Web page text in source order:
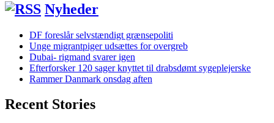
Nyheder
DF foreslår selvstændigt grænsepoliti
Unge migrantpiger udsættes for overgreb
Dubai- rigmand svarer igen
Efterforsker 120 sager knyttet til drabsdømt sygeplejerske
Rammer Danmark onsdag aften
Recent Stories